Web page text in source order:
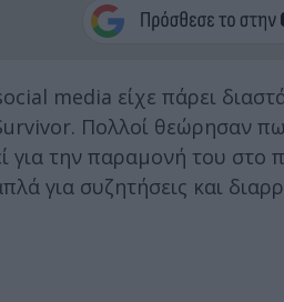
media είχε πάρει
Πολλοί θεώρησαν
την παραμονή του στο
για συζητήσεις και